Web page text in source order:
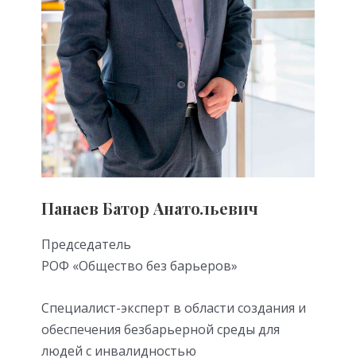
Панаев Батор Анатольевич
Председатель
РОФ «Общество без барьеров»
Специалист-эксперт в области создания и
обеспечения безбарьерной среды для
людей с инвалидностью